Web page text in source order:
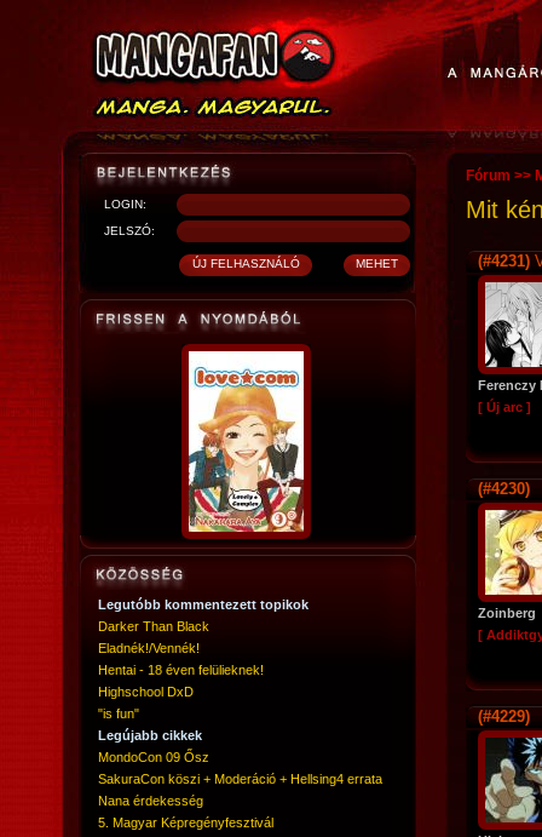
LOGIN:
JELSZÓ:
Legutóbb kommentezett topikok
Darker Than Black
Eladnék!/Vennék!
Hentai - 18 éven felülieknek!
Highschool DxD
"is fun"
Legújabb cikkek
MondoCon 09 Ősz
SakuraCon köszi + Moderáció + Hellsing4 errata
Nana érdekesség
5. Magyar Képregényfesztivál
Fórum >>
Mit
(#4231)
Ferenczy
[ Új arc ]
(#4230)
Zoinberg
[
(#4229)